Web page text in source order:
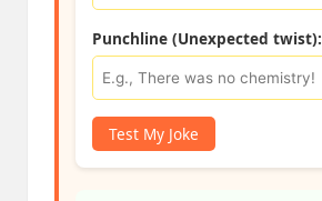
Punchline (Unexpected twist):
Test My Joke